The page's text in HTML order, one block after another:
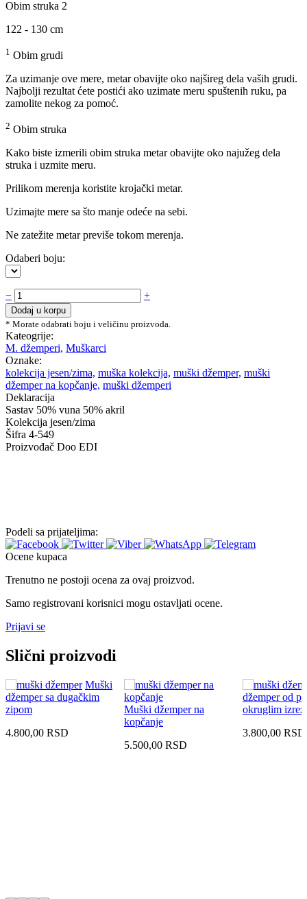
Obim struka 2
122 - 130 cm
1 Obim grudi
Za uzimanje ove mere, metar obavijte oko najšireg dela vaših grudi.
Najbolji rezultat ćete postići ako uzimate meru spuštenih ruku, pa
zamolite nekog za pomoć.
2 Obim struka
Kako biste izmerili obim struka metar obavijte oko najužeg dela
struka i uzmite meru.
Prilikom merenja koristite krojački metar.
Uzimajte mere sa što manje odeće na sebi.
Ne zatežite metar previše tokom merenja.
Odaberi boju:
− Muški
džemper
na
kopčanje
quantity
+
Dodaj u korpu
* Morate odabrati boju i veličinu proizvoda.
Kateogrije:
M. džemperi, Muškarci
Oznake:
kolekcija jesen/zima, muška kolekcija, muški džemper, muški
džemper na kopčanje, muški džemperi
Deklaracija
Sastav 50% vuna 50% akril
Kolekcija jesen/zima
Šifra 4-549
Proizvođač Doo EDI
Podeli sa prijateljima:
Ocene kupaca
Trenutno ne postoji ocena za ovaj proizvod.
Samo registrovani korisnici mogu ostavljati ocene.
Prijavi se
Slični proizvodi
Muški
džemper sa dugačkim
zipom
4.800,00 RSD
Muški džemper na
kopčanje
5.500,00 RSD
džemper od
okruglim
3.800,00 RSD